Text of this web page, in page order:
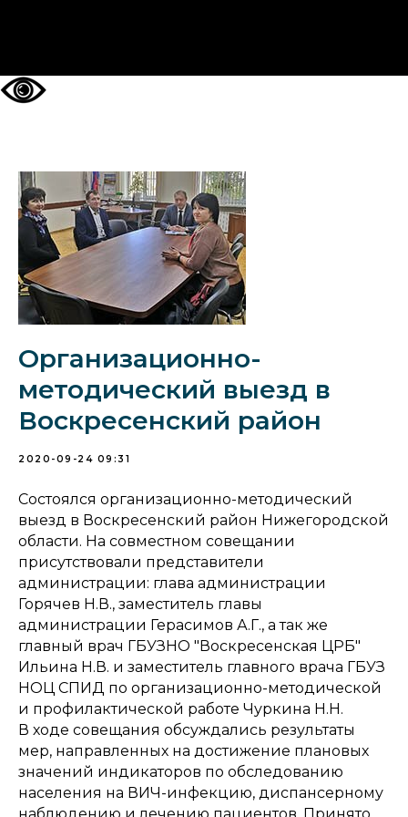
Организационно-
методический выезд в
Воскресенский район
2020-09-24 09:31
Состоялся организационно-методический
выезд в Воскресенский район Нижегородской
области. На совместном совещании
присутствовали представители
администрации: глава администрации
Горячев Н.В., заместитель главы
администрации Герасимов А.Г., а так же
главный врач ГБУЗНО "Воскресенская ЦРБ"
Ильина Н.В. и заместитель главного врача ГБУЗ
НОЦ СПИД по организационно-методической
и профилактической работе Чуркина Н.Н.
В ходе совещания обсуждались результаты
мер, направленных на достижение плановых
значений индикаторов по обследованию
населения на ВИЧ-инфекцию, диспансерному